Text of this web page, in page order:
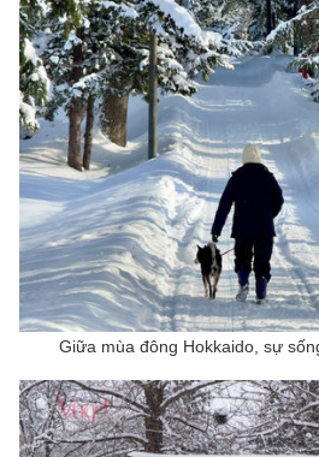
Giữa mùa đông Hokkaido, sự